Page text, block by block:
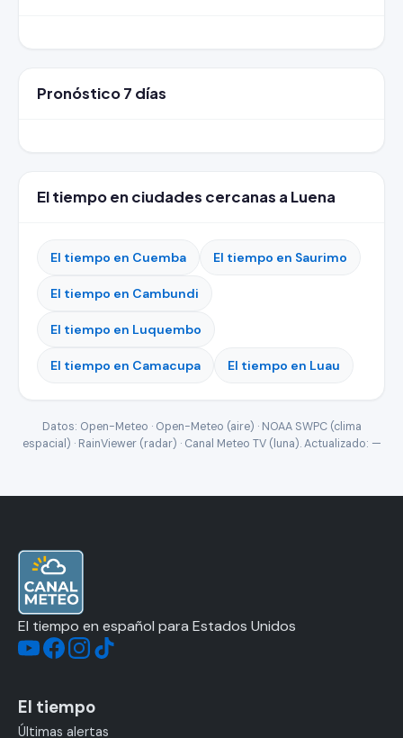
Pronóstico 7 días
El tiempo en ciudades cercanas a Luena
El tiempo en Cuemba El tiempo en Saurimo
El tiempo en Cambundi
El tiempo en Luquembo
El tiempo en Camacupa El tiempo en Luau
Datos: Open-Meteo · Open-Meteo (aire) · NOAA SWPC (clima
espacial) · RainViewer (radar) · Canal Meteo TV (luna). Actualizado: —
El tiempo en español para Estados Unidos
El tiempo
Últimas alertas